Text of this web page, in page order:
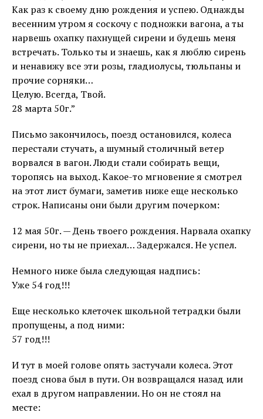
Как раз к своему дню рождения и успею. Однажды
весенним утром я соскочу с подножки вагона, а ты
нарвешь охапку пахнущей сирени и будешь меня
встречать. Только ты и знаешь, как я люблю сирень
и ненавижу все эти розы, гладиолусы, тюльпаны и
прочие сорняки…
Целую. Всегда, Твой.
28 марта 50г.”
Письмо закончилось, поезд остановился, колеса
перестали стучать, а шумный столичный ветер
ворвался в вагон. Люди стали собирать вещи,
торопясь на выход. Какое-то мгновение я смотрел
на этот лист бумаги, заметив ниже еще несколько
строк. Написаны они были другим почерком:
12 мая 50г. — День твоего рождения. Нарвала охапку
сирени, но ты не приехал… Задержался. Не успел.
Немного ниже была следующая надпись:
Уже 54 год!!!
Еще несколько клеточек школьной тетрадки были
пропущены, а под ними:
57 год!!!
И тут в моей голове опять застучали колеса. Этот
поезд снова был в пути. Он возвращался назад или
ехал в другом направлении. Но он не стоял на
месте: